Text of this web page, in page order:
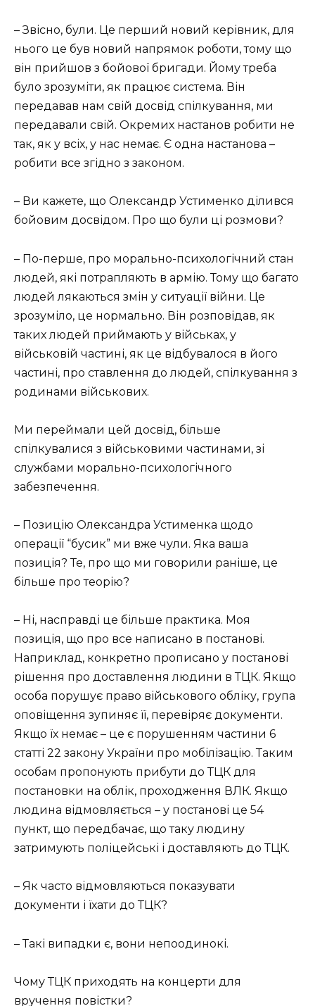
– Звісно, були. Це перший новий керівник, для
нього це був новий напрямок роботи, тому що
він прийшов з бойової бригади. Йому треба
було зрозуміти, як працює система. Він
передавав нам свій досвід спілкування, ми
передавали свій. Окремих настанов робити не
так, як у всіх, у нас немає. Є одна настанова –
робити все згідно з законом.
– Ви кажете, що Олександр Устименко ділився
бойовим досвідом. Про що були ці розмови?
– По-перше, про морально-психологічний стан
людей, які потрапляють в армію. Тому що багато
людей лякаються змін у ситуації війни. Це
зрозуміло, це нормально. Він розповідав, як
таких людей приймають у військах, у
військовій частині, як це відбувалося в його
частині, про ставлення до людей, спілкування з
родинами військових.
Ми переймали цей досвід, більше
спілкувалися з військовими частинами, зі
службами морально-психологічного
забезпечення.
– Позицію Олександра Устименка щодо
операції “бусик” ми вже чули. Яка ваша
позиція? Те, про що ми говорили раніше, це
більше про теорію?
– Ні, насправді це більше практика. Моя
позиція, що про все написано в постанові.
Наприклад, конкретно прописано у постанові
рішення про доставлення людини в ТЦК. Якщо
особа порушує право військового обліку, група
оповіщення зупиняє її, перевіряє документи.
Якщо їх немає – це є порушенням частини 6
статті 22 закону України про мобілізацію. Таким
особам пропонують прибути до ТЦК для
постановки на облік, проходження ВЛК. Якщо
людина відмовляється – у постанові це 54
пункт, що передбачає, що таку людину
затримують поліцейські і доставляють до ТЦК.
– Як часто відмовляються показувати
документи і їхати до ТЦК?
– Такі випадки є, вони непоодинокі.
Чому ТЦК приходять на концерти для
вручення повістки?